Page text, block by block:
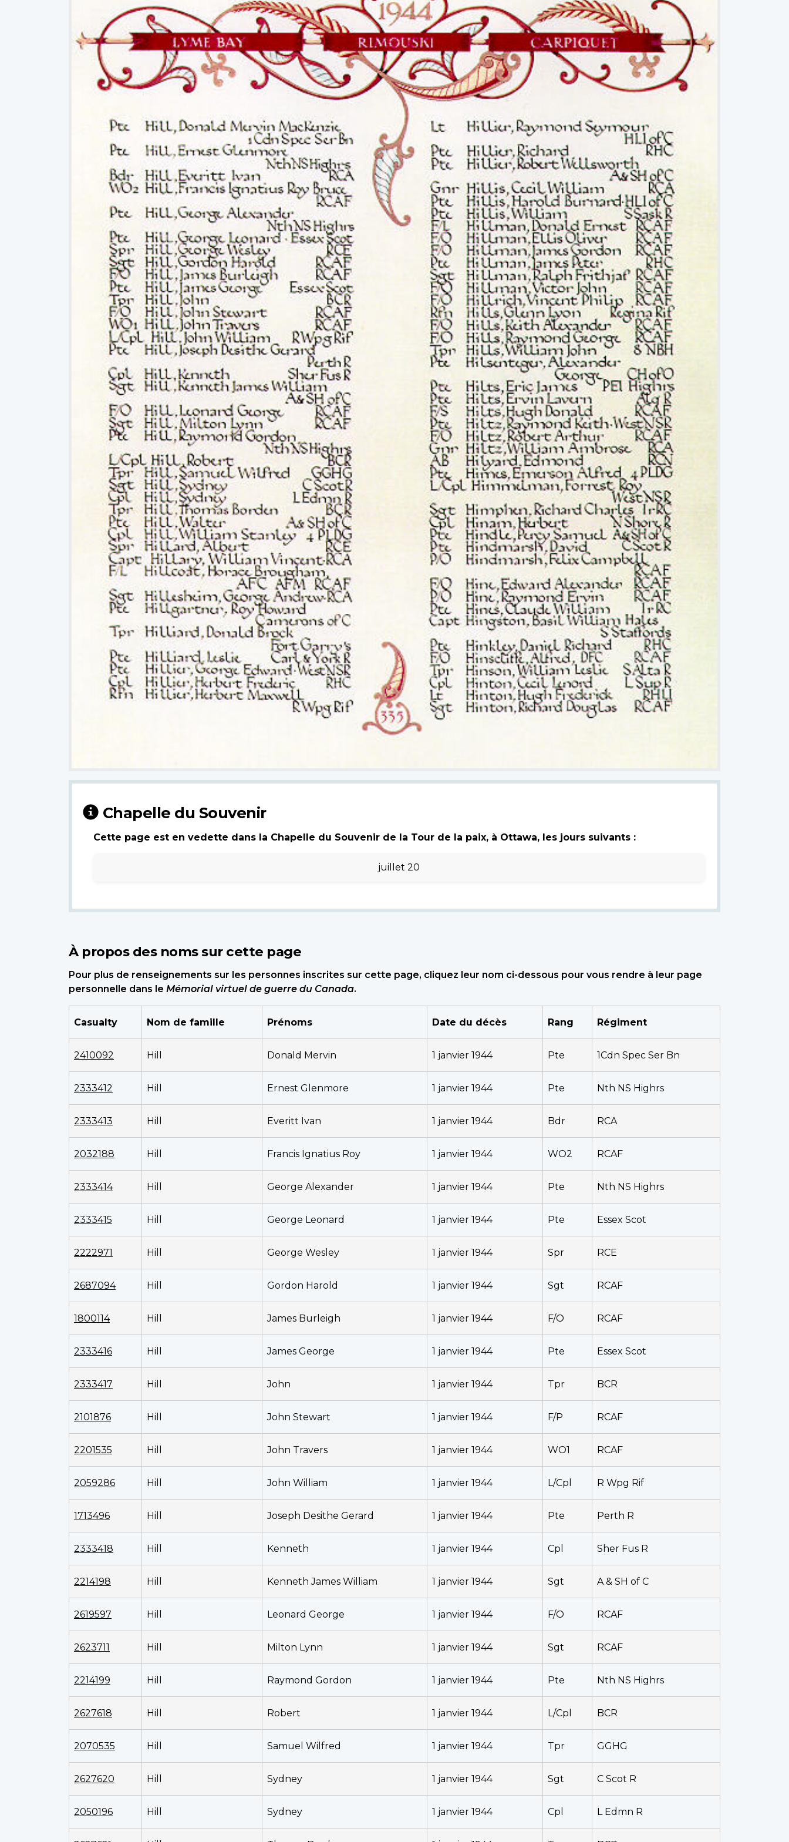
Chapelle du Souvenir
Cette page est en vedette dans la Chapelle du Souvenir de la Tour de la paix, à Ottawa, les jours suivants :
juillet 20
À propos des noms sur cette page
Pour plus de renseignements sur les personnes inscrites sur cette page, cliquez leur nom ci-dessous pour vous rendre à leur page
personnelle dans le Mémorial virtuel de guerre du Canada.
Casualty Nom de famille Prénoms Date du décès Rang Régiment
2410092 Hill Donald Mervin 1 janvier 1944 Pte 1Cdn Spec Ser Bn
2333412 Hill Ernest Glenmore 1 janvier 1944 Pte Nth NS Highrs
2333413 Hill Everitt Ivan 1 janvier 1944 Bdr RCA
2032188 Hill Francis Ignatius Roy 1 janvier 1944 WO2 RCAF
2333414 Hill George Alexander 1 janvier 1944 Pte Nth NS Highrs
2333415 Hill George Leonard 1 janvier 1944 Pte Essex Scot
2222971 Hill George Wesley 1 janvier 1944 Spr RCE
2687094 Hill Gordon Harold 1 janvier 1944 Sgt RCAF
1800114 Hill James Burleigh 1 janvier 1944 F/O RCAF
2333416 Hill James George 1 janvier 1944 Pte Essex Scot
2333417 Hill John 1 janvier 1944 Tpr BCR
2101876 Hill John Stewart 1 janvier 1944 F/P RCAF
2201535 Hill John Travers 1 janvier 1944 WO1 RCAF
2059286 Hill John William 1 janvier 1944 L/Cpl R Wpg Rif
1713496 Hill Joseph Desithe Gerard 1 janvier 1944 Pte Perth R
2333418 Hill Kenneth 1 janvier 1944 Cpl Sher Fus R
2214198 Hill Kenneth James William 1 janvier 1944 Sgt A & SH of C
2619597 Hill Leonard George 1 janvier 1944 F/O RCAF
2623711 Hill Milton Lynn 1 janvier 1944 Sgt RCAF
2214199 Hill Raymond Gordon 1 janvier 1944 Pte Nth NS Highrs
2627618 Hill Robert 1 janvier 1944 L/Cpl BCR
2070535 Hill Samuel Wilfred 1 janvier 1944 Tpr GGHG
2627620 Hill Sydney 1 janvier 1944 Sgt C Scot R
2050196 Hill Sydney 1 janvier 1944 Cpl L Edmn R